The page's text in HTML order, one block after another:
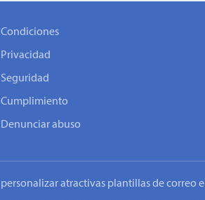
Condiciones
Privacidad
Seguridad
Cumplimiento
Denunciar abuso
personalizar atractivas plantillas de correo